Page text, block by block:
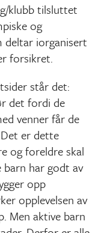
klubb tilsluttet
og
deltar iorganisert
forsikret.
står det:
det fordi de
venner får de
er dette
og foreldre skal
barn har godt av
opp
opplevelsen av
Men aktive barn